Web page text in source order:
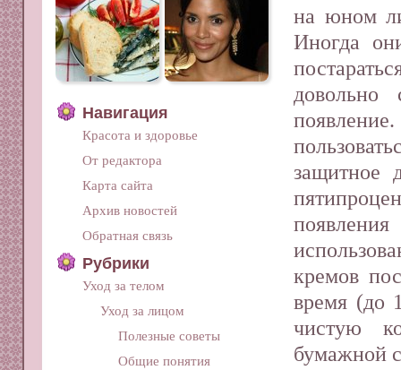
на юном
Иногда
довольно
защитное
кремов
время (до
чистую
бумажной
Навигация
Красота и здоровье
От редактора
Карта сайта
Архив новостей
Обратная связь
Рубрики
Уход за телом
Уход за лицом
Полезные советы
Общие понятия